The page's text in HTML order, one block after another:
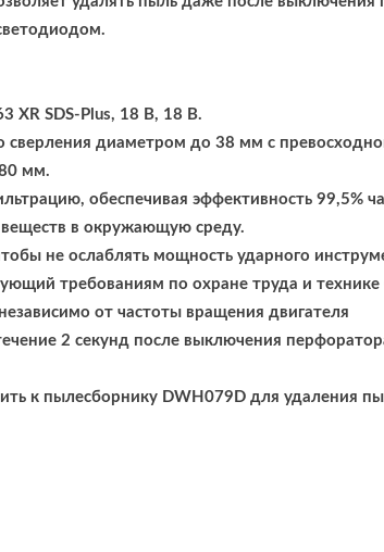
XR SDS-Plus, 18 В, 18 В.
сверления диаметром до 38 мм с
мм.
обеспечивая эффективность 99,5%
в окружающую среду.
не ослаблять мощность ударного
требованиям по охране труда и технике
от частоты вращения двигателя
2 секунд после выключения
к пылесборнику DWH079D для удаления